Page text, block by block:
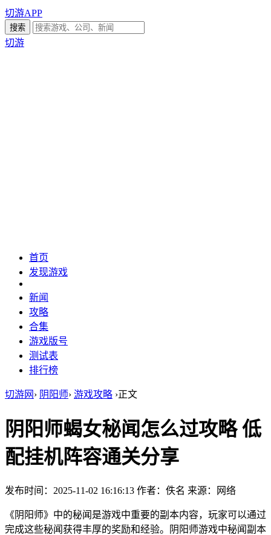
切游APP
切游
首页
发现游戏
新闻
攻略
合集
游戏版号
测试表
排行榜
切游网 › 阴阳师› 游戏攻略 ›正文
阴阳师蝎女秘闻怎么过攻略 低
配挂机阵容通关分享
发布时间：2025-11-02 16:16:13 作者：佚名 来源：网络
《阴阳师》中的秘闻是游戏中重要的副本内容，玩家可以通过
完成这些秘闻获得丰厚的奖励和经验。阴阳师游戏中秘闻副本